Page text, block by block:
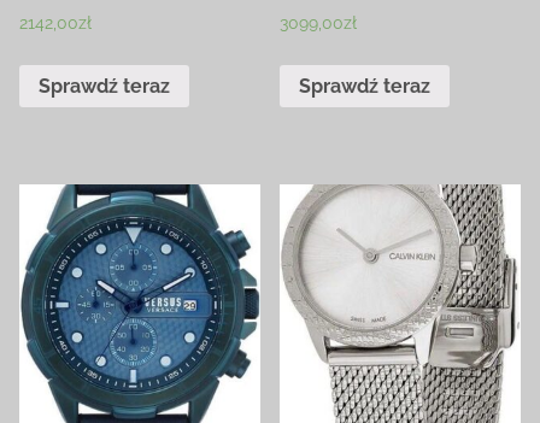
2142,00zł
Sprawdź teraz
3099,00zł
Sprawdź teraz